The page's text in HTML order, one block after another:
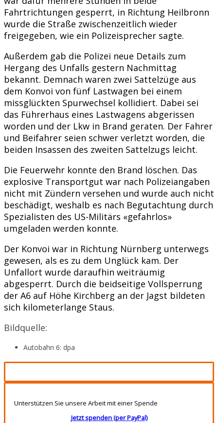
Fahrtrichtungen gesperrt, in Richtung Heilbronn
wurde die Straße zwischenzeitlich wieder
freigegeben, wie ein Polizeisprecher sagte.
Außerdem gab die Polizei neue Details zum
Hergang des Unfalls gestern Nachmittag
bekannt. Demnach waren zwei Sattelzüge aus
dem Konvoi von fünf Lastwagen bei einem
missglückten Spurwechsel kollidiert. Dabei sei
das Führerhaus eines Lastwagens abgerissen
worden und der Lkw in Brand geraten. Der Fahrer
und Beifahrer seien schwer verletzt worden, die
beiden Insassen des zweiten Sattelzugs leicht.
Die Feuerwehr konnte den Brand löschen. Das
explosive Transportgut war nach Polizeiangaben
nicht mit Zündern versehen und wurde auch nicht
beschädigt, weshalb es nach Begutachtung durch
Spezialisten des US-Militärs «gefahrlos»
umgeladen werden konnte.
Der Konvoi war in Richtung Nürnberg unterwegs
gewesen, als es zu dem Unglück kam. Der
Unfallort wurde daraufhin weiträumig
abgesperrt. Durch die beidseitige Vollsperrung
der A6 auf Höhe Kirchberg an der Jagst bildeten
sich kilometerlange Staus.
Bildquelle:
Autobahn 6: dpa
Unterstützen Sie unsere Arbeit mit einer Spende
Jetzt spenden (per PayPal)